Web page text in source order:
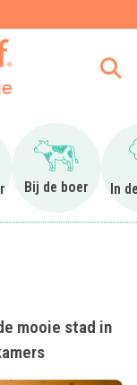
Bij het water
Bij de boer
Ga naar Bij
In
mooie stad in